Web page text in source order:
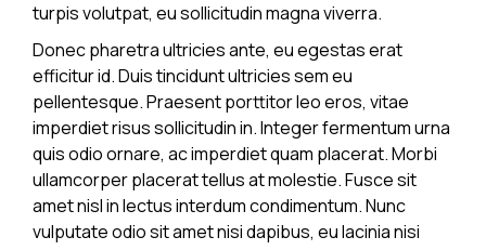
turpis volutpat, eu sollicitudin magna viverra.
Donec pharetra ultricies ante, eu egestas erat
efficitur id. Duis tincidunt ultricies sem eu
pellentesque. Praesent porttitor leo eros, vitae
imperdiet risus sollicitudin in. Integer fermentum urna
quis odio ornare, ac imperdiet quam placerat. Morbi
ullamcorper placerat tellus at molestie. Fusce sit
amet nisl in lectus interdum condimentum. Nunc
vulputate odio sit amet nisi dapibus, eu lacinia nisi